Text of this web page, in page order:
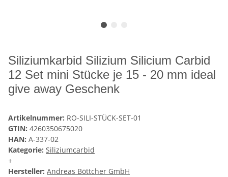
Siliziumkarbid Silizium Silicium Carbid
12 Set mini Stücke je 15 - 20 mm ideal
give away Geschenk
Artikelnummer: RO-SILI-STÜCK-SET-01
GTIN: 4260350675020
HAN: A-337-02
Kategorie: Siliziumcarbid
+
Hersteller: Andreas Böttcher GmbH